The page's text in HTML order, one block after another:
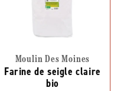
Moulin Des Moines
Farine de seigle claire
bio